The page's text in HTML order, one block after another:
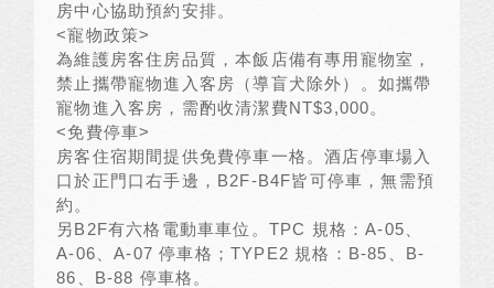
房中心協助預約安排。
<寵物政策>
為維護房客住房品質，本飯店備有專用寵物室，
禁止攜帶寵物進入客房（導盲犬除外）。如攜帶
寵物進入客房，需酌收清潔費NT$3,000。
<免費停車>
房客住宿期間提供免費停車一格。酒店停車場入
口於正門口右手邊， B2F-B4F皆可停車，無需預
約。
另B2F有六格電動車車位。 TPC 規格：A-05
A-06 、A-07停車格；TYPE2 規格： B-85
B-
86
B-88 停車格。